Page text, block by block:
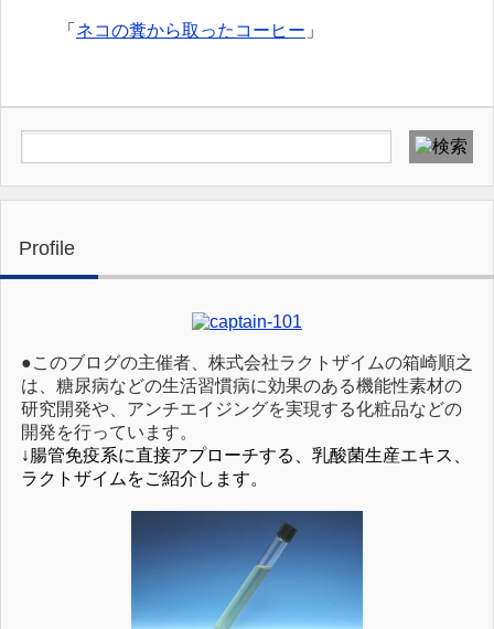
「 ネコの糞から取ったコーヒー 」
Profile
●このブログの主催者、株式会社ラクトザイムの箱崎順之
は、糖尿病などの生活習慣病に効果のある機能性素材の
研究開発や、アンチエイジングを実現する化粧品などの
開発を行っています。
↓腸管免疫系に直接アプローチする、乳酸菌生産エキス、
ラクトザイムをご紹介します。